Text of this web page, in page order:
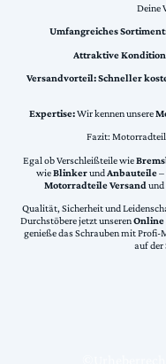
Deine
Umfangreiches
Attraktive
Versandvorteil:Schneller
Expertise:Wir kennen unsere
Fazit:
Egal ob Verschleißteile wie
wieBlinkerundAnbauteile–
Motorradteile Versand und
Qualität, Sicherheit und
Durchstöbere jetzt unserenOnline
genieße das Schrauben mit
auf der